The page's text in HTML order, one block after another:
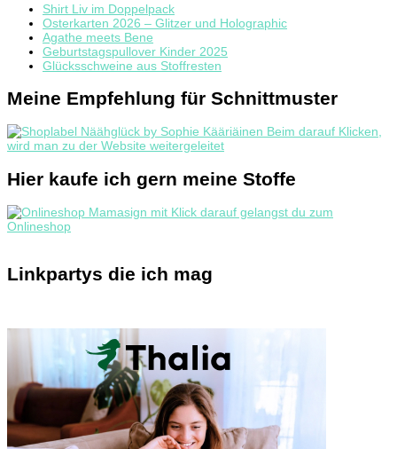
Shirt Liv im Doppelpack
Osterkarten 2026 – Glitzer und Holographic
Agathe meets Bene
Geburtstagspullover Kinder 2025
Glücksschweine aus Stoffresten
Meine Empfehlung für Schnittmuster
Hier kaufe ich gern meine Stoffe
Linkpartys die ich mag